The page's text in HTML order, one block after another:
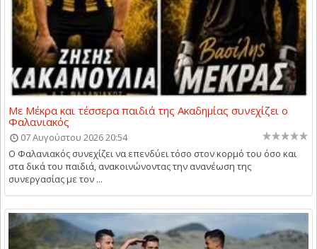
Με Μέκρα και τέσσερα παιδιά της Ακαδημίας συνεχίζει ο
Φαλανιακός
07 Αυγούστου 2026 20:54
Ο Φαλανιακός συνεχίζει να επενδύει τόσο στον κορμό του όσο και
στα δικά του παιδιά, ανακοινώνοντας την ανανέωση της
συνεργασίας με τον ...